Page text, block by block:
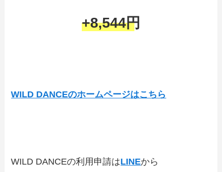
+8,544円
WILD DANCEのホームページはこちら
WILD DANCEの利用申請はLINEから